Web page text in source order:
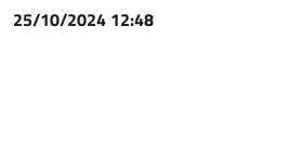
25/10/2024 12:48